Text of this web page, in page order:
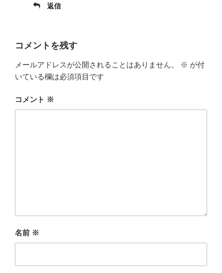
返信
コメントを残す
メールアドレスが公開されることはありません。 ※ が付
いている欄は必須項目です
コメント ※
名前 ※